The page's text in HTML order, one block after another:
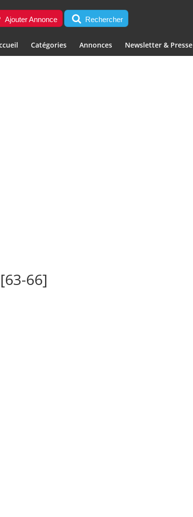
Ajouter Annonce Rechercher
Catégories Annonces Newsletter & Presse
66]